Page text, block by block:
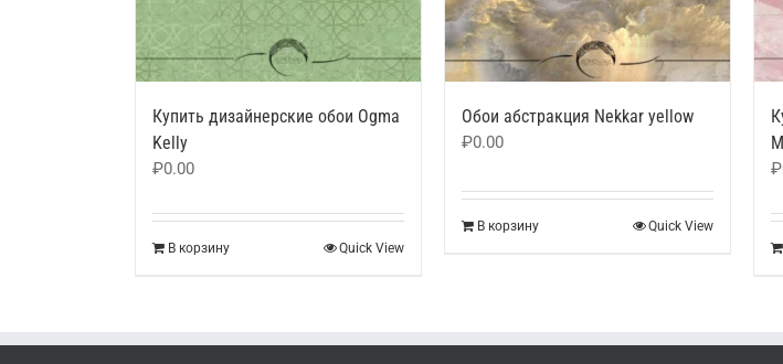
Купить дизайнерские обои Ogma
Kelly
₽0.00
В корзину Quick View
Обои абстракция Nekkar yellow
₽0.00
В корзину Quick View
₽